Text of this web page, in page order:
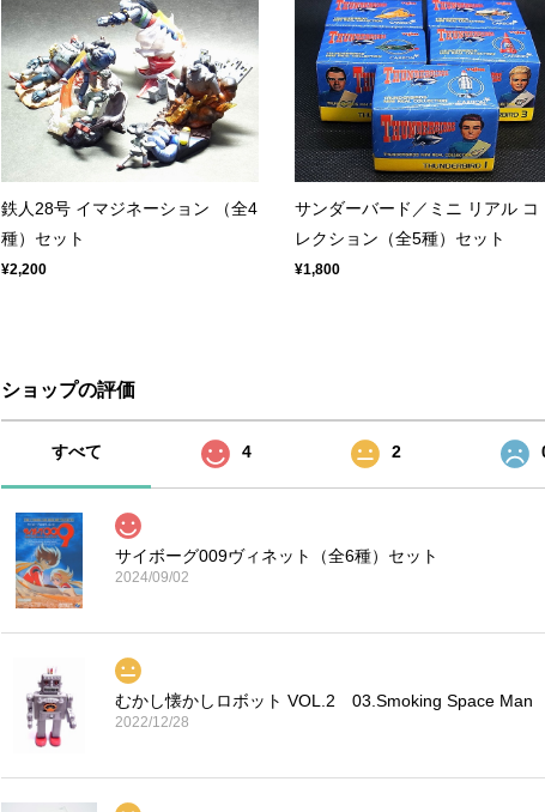
鉄人28号 イマジネーション （全4
種）セット
¥2,200
サンダーバード／ミニ リアル コ
レクション（全5種）セット
¥1,800
ショップの評価
すべて 4 2
サイボーグ009ヴィネット（全6種）セット
2024/09/02
むかし懐かしロボット VOL.2 03.Smoking Space Man
2022/12/28